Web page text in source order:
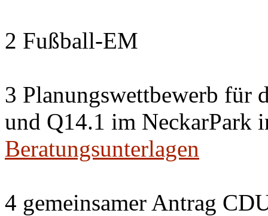
2 Fußball-EM
3 Planungswettbewerb für
und Q14.1 im NeckarPark
Beratungsunterlagen
4 gemeinsamer Antrag